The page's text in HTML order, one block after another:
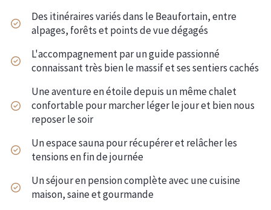
Des itinéraires variés dans le Beaufortain, entre
alpages, forêts et points de vue dégagés
L'accompagnement par un guide passionné
connaissant très bien le massif et ses sentiers cachés
Une aventure en étoile depuis un même chalet
confortable pour marcher léger le jour et bien nous
reposer le soir
Un espace sauna pour récupérer et relâcher les
tensions en fin de journée
Un séjour en pension complète avec une cuisine
maison, saine et gourmande